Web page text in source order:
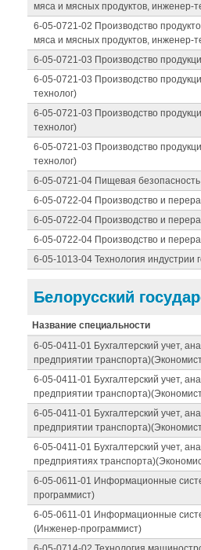
мяса и мясных продуктов, инженер-
6-05-0721-02 Производство
мяса и мясных продуктов, инженер-
6-05-0721-03 Производство
6-05-0721-03 Производство
технолог)
6-05-0721-03 Производство
технолог)
6-05-0721-03 Производство
технолог)
6-05-0721-04 Пищевая
6-05-0722-04 Производство и
6-05-0722-04 Производство и
6-05-0722-04 Производство и
6-05-1013-04 Технология индустрии
Белорусский
Название специальности
6-05-0411-01 Бухгалтерский учет,
предприятии
6-05-0411-01 Бухгалтерский учет,
предприятии
6-05-0411-01 Бухгалтерский учет,
предприятии
6-05-0411-01 Бухгалтерский учет,
предприятиях
6-05-0611-01 Информационные
программист)
6-05-0611-01 Информационные
(Инженер-программист)